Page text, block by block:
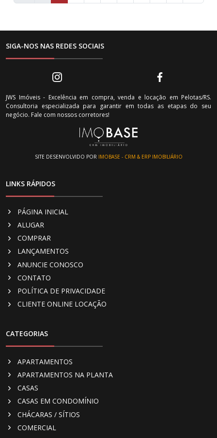
SIGA-NOS NAS REDES SOCIAIS
JWS Imóveis - Excelência em compra, venda e locação em Pelotas/RS.
Consultoria especializada para garantir em todas as etapas do seu
negócio. Fale com nossos corretores!
SITE DESENVOLVIDO POR IMOBASE - CRM & ERP IMOBILIÁRIO
LINKS RÁPIDOS
PÁGINA INICIAL
ALUGAR
COMPRAR
LANÇAMENTOS
ANUNCIE CONOSCO
CONTATO
POLÍTICA DE PRIVACIDADE
CLIENTE ONLINE LOCAÇÃO
CATEGORIAS
APARTAMENTOS
APARTAMENTOS NA PLANTA
CASAS
CASAS EM CONDOMÍNIO
CHÁCARAS / SÍTIOS
COMERCIAL